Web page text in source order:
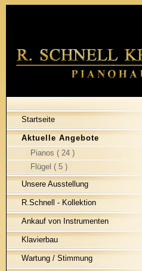
Startseite
Aktuelle Angebote
Pianos ( 24 )
Flügel ( 5 )
Unsere Ausstellung
R.Schnell - Kollektion
Ankauf von Instrumenten
Klavierbau
Wartung / Stimmung